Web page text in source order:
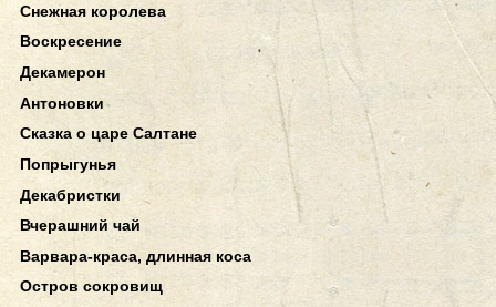
Снежная королева
Воскресение
Декамерон
Антоновки
Сказка о царе Салтане
Попрыгунья
Декабристки
Вчерашний чай
Варвара-краса, длинная коса
Остров сокровищ